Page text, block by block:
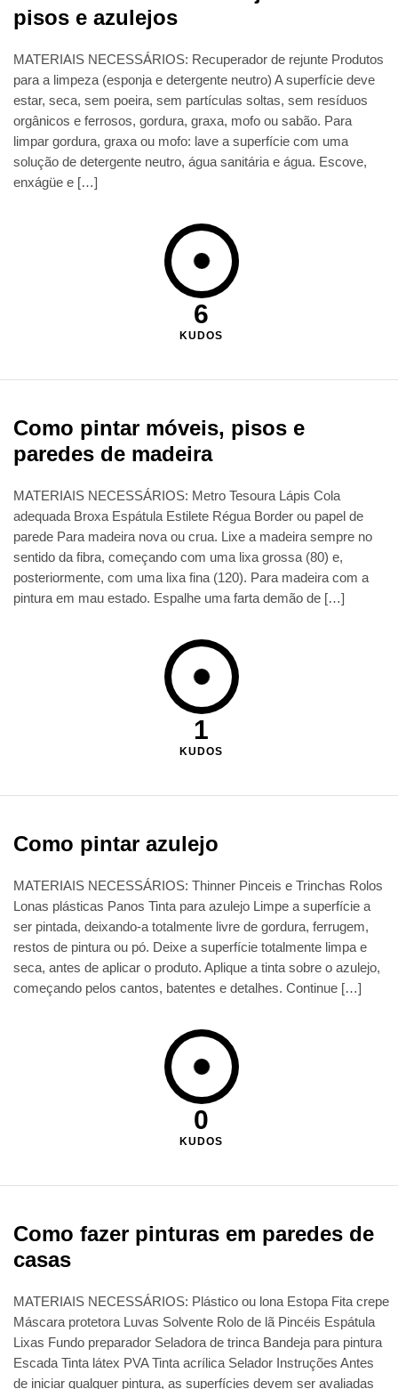
pisos e azulejos
MATERIAIS NECESSÁRIOS: Recuperador de rejunte Produtos
para a limpeza (esponja e detergente neutro) A superfície deve
estar, seca, sem poeira, sem partículas soltas, sem resíduos
orgânicos e ferrosos, gordura, graxa, mofo ou sabão. Para
limpar gordura, graxa ou mofo: lave a superfície com uma
solução de detergente neutro, água sanitária e água. Escove,
enxágüe e […]
6
KUDOS
Como pintar móveis, pisos e
paredes de madeira
MATERIAIS NECESSÁRIOS: Metro Tesoura Lápis Cola
adequada Broxa Espátula Estilete Régua Border ou papel de
parede Para madeira nova ou crua. Lixe a madeira sempre no
sentido da fibra, começando com uma lixa grossa (80) e,
posteriormente, com uma lixa fina (120). Para madeira com a
pintura em mau estado. Espalhe uma farta demão de […]
1
KUDOS
Como pintar azulejo
MATERIAIS NECESSÁRIOS: Thinner Pinceis e Trinchas Rolos
Lonas plásticas Panos Tinta para azulejo Limpe a superfície a
ser pintada, deixando-a totalmente livre de gordura, ferrugem,
restos de pintura ou pó. Deixe a superfície totalmente limpa e
seca, antes de aplicar o produto. Aplique a tinta sobre o azulejo,
começando pelos cantos, batentes e detalhes. Continue […]
0
KUDOS
Como fazer pinturas em paredes de
casas
MATERIAIS NECESSÁRIOS: Plástico ou lona Estopa Fita crepe
Máscara protetora Luvas Solvente Rolo de lã Pincéis Espátula
Lixas Fundo preparador Seladora de trinca Bandeja para pintura
Escada Tinta látex PVA Tinta acrílica Selador Instruções Antes
de iniciar qualquer pintura, as superfícies devem ser avaliadas